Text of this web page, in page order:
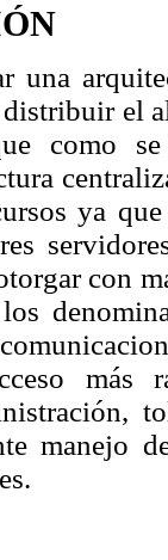
una
el
como
ya
con
más
manejo